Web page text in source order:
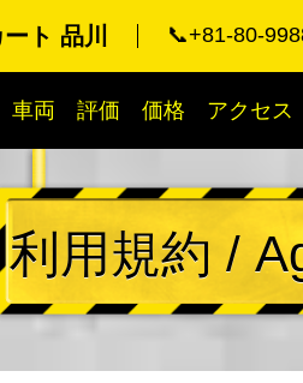
ト 品川 📞+81-80-
車両 評価 価格 アクセス
利用規約 /